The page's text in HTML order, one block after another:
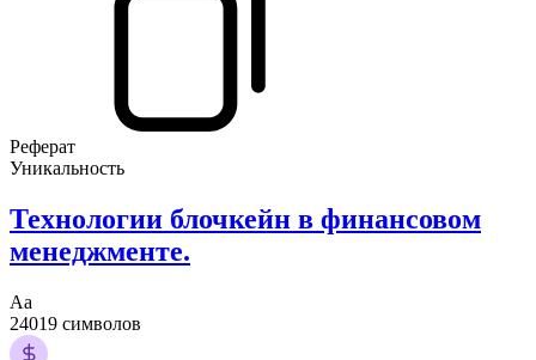
Реферат
Уникальность
Технологии блочкейн в финансовом
менеджменте.
Аа
24019 символов